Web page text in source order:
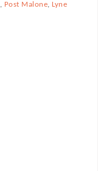
, Post Malone, Lyne